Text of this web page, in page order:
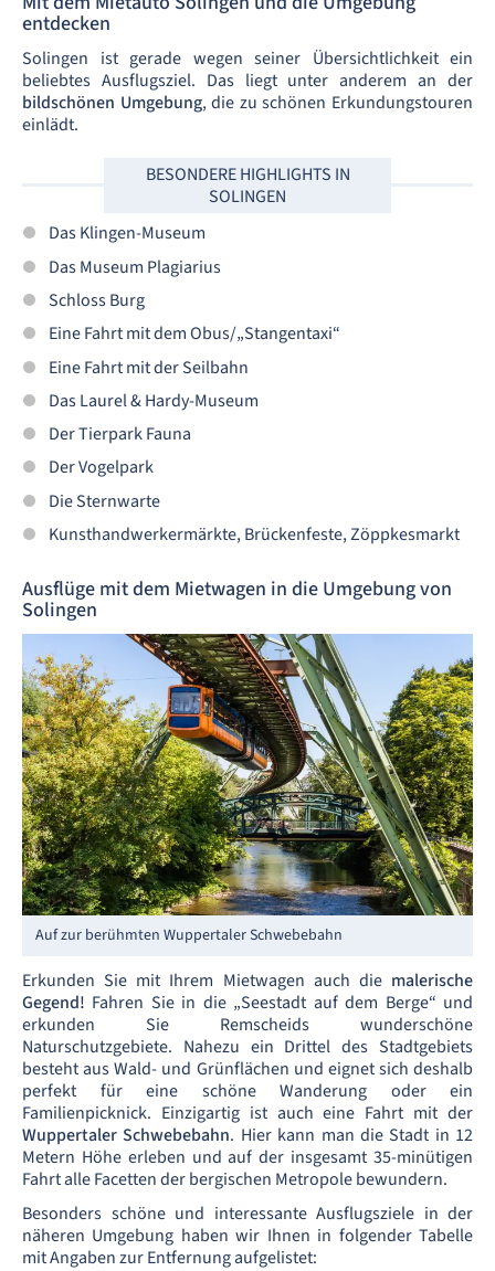
entdecken
Solingen ist gerade wegen seiner Übersichtlichkeit ein
beliebtes Ausflugsziel. Das liegt unter anderem an der
bildschönen Umgebung, die zu schönen Erkundungstouren
einlädt.
BESONDERE HIGHLIGHTS IN
SOLINGEN
Das Klingen-Museum
Das Museum Plagiarius
Schloss Burg
Eine Fahrt mit dem Obus/„Stangentaxi“
Eine Fahrt mit der Seilbahn
Das Laurel & Hardy-Museum
Der Tierpark Fauna
Der Vogelpark
Die Sternwarte
Kunsthandwerkermärkte, Brückenfeste, Zöppkesmarkt
Ausflüge mit dem Mietwagen in die Umgebung von
Solingen
Auf zur berühmten Wuppertaler Schwebebahn
Erkunden Sie mit Ihrem Mietwagen auch die malerische
Gegend! Fahren Sie in die „Seestadt auf dem Berge“ und
erkunden Sie Remscheids wunderschöne
Naturschutzgebiete. Nahezu ein Drittel des Stadtgebiets
besteht aus Wald- und Grünflächen und eignet sich deshalb
perfekt für eine schöne Wanderung oder ein
Familienpicknick. Einzigartig ist auch eine Fahrt mit der
Wuppertaler Schwebebahn. Hier kann man die Stadt in 12
Metern Höhe erleben und auf der insgesamt 35-minütigen
Fahrt alle Facetten der bergischen Metropole bewundern.
Besonders schöne und interessante Ausflugsziele in der
näheren Umgebung haben wir Ihnen in folgender Tabelle
mit Angaben zur Entfernung aufgelistet: